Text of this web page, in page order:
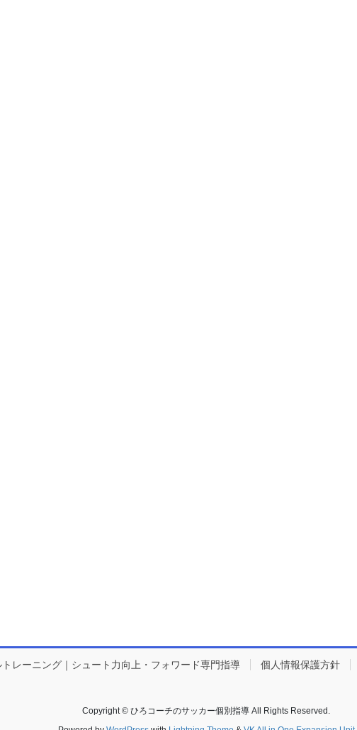
レーニング｜シュート力向上・フォワード専門指導 個人情報保護方針
Copyright © ひろコーチのサッカー個別指導 All Rights Reserved.